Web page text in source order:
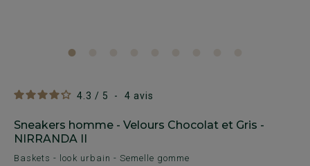
4.3 / 5 - 4 avis
Sneakers homme - Velours Chocolat et Gris -
NIRRANDA II
Baskets - look urbain - Semelle gomme